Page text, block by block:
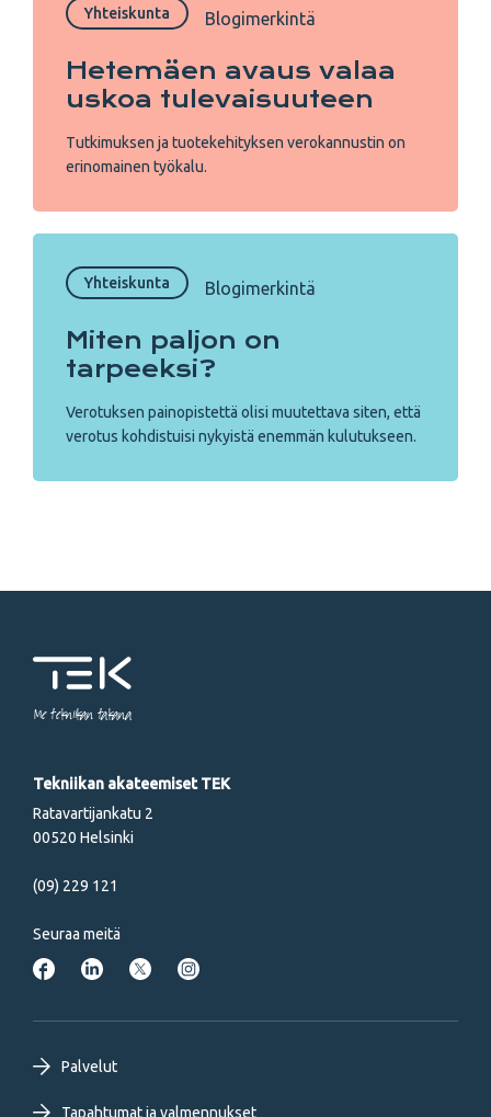
Yhteiskunta Blogimerkintä
Hetemäen avaus valaa
uskoa tulevaisuuteen
Tutkimuksen ja tuotekehityksen verokannustin on
erinomainen työkalu.
Yhteiskunta Blogimerkintä
Miten paljon on
tarpeeksi?
Verotuksen painopistettä olisi muutettava siten, että
verotus kohdistuisi nykyistä enemmän kulutukseen.
Me tekniikan takana
Tekniikan akateemiset TEK
Ratavartijankatu 2
00520 Helsinki
(09) 229 121
Seuraa meitä
Footer
Palvelut
Tapahtumat ja valmennukset